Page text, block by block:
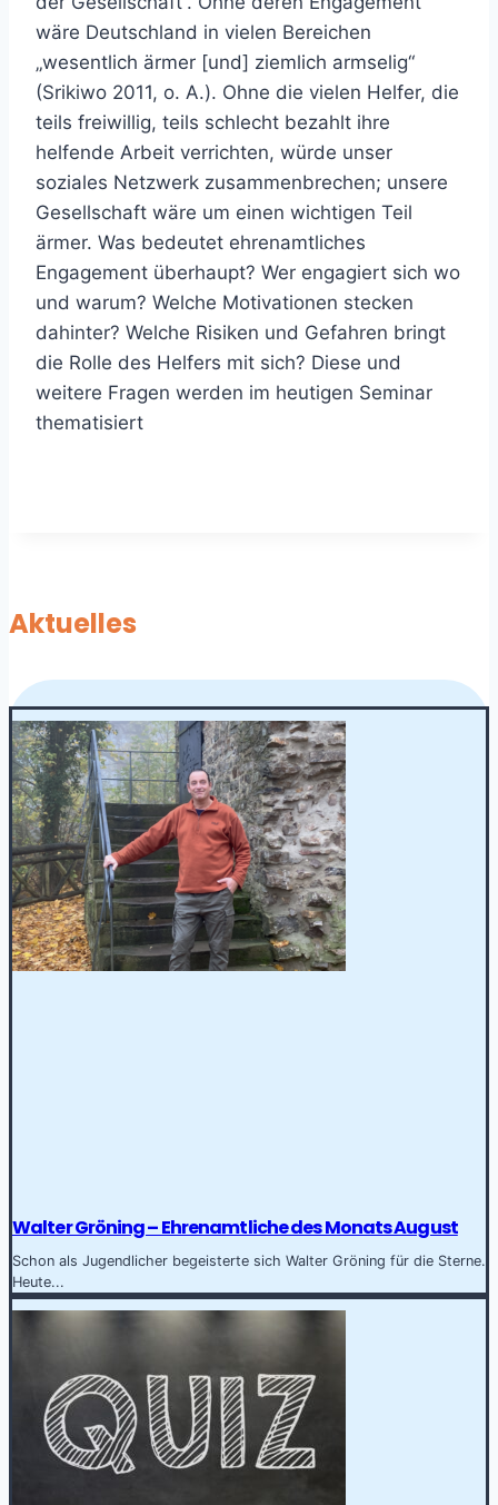
wäre Deutschland in vielen Bereichen
„wesentlich ärmer [und] ziemlich armselig“
(Srikiwo 2011, o. A.). Ohne die vielen Helfer, die
teils freiwillig, teils schlecht bezahlt ihre
helfende Arbeit verrichten, würde unser
soziales Netzwerk zusammenbrechen; unsere
Gesellschaft wäre um einen wichtigen Teil
ärmer. Was bedeutet ehrenamtliches
Engagement überhaupt? Wer engagiert sich wo
und warum? Welche Motivationen stecken
dahinter? Welche Risiken und Gefahren bringt
die Rolle des Helfers mit sich? Diese und
weitere Fragen werden im heutigen Seminar
thematisiert
Aktuelles
Walter Gröning – Ehrenamtliche des Monats August
Schon als Jugendlicher begeisterte sich Walter Gröning für die Sterne.
Heute...